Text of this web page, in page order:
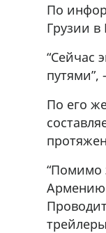
По
Грузии
“Сейчас
путями”,
По его
“Помимо
Армению